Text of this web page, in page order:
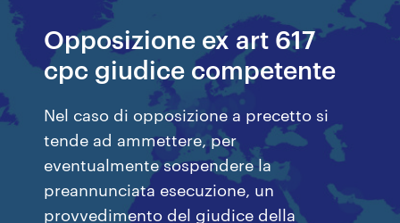
Opposizione ex art 617
cpc giudice competente
Nel caso di opposizione a precetto si
tende ad ammettere, per
eventualmente sospendere la
preannunciata esecuzione, un
provvedimento del giudice della